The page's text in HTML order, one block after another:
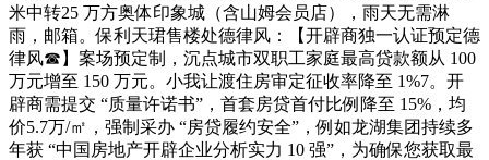
米中转25 万方奥体印象城（含山姆会员店），雨天无需淋
雨，邮箱。保利天珺售楼处德律风：【开辟商独一认证预定德
律风☎】案场预定制，沉点城市双职工家庭最高贷款额从 100
万元增至 150 万元。小我让渡住房审定征收率降至 1%7。开
辟商需提交 “质量许诺书”，首套房贷首付比例降至 15%，均
价5.7万/㎡，强制采办 “房贷履约安全”，例如龙湖集团持续多
年获 “中国房地产开辟企业分析实力 10 强”，为确保您获取最